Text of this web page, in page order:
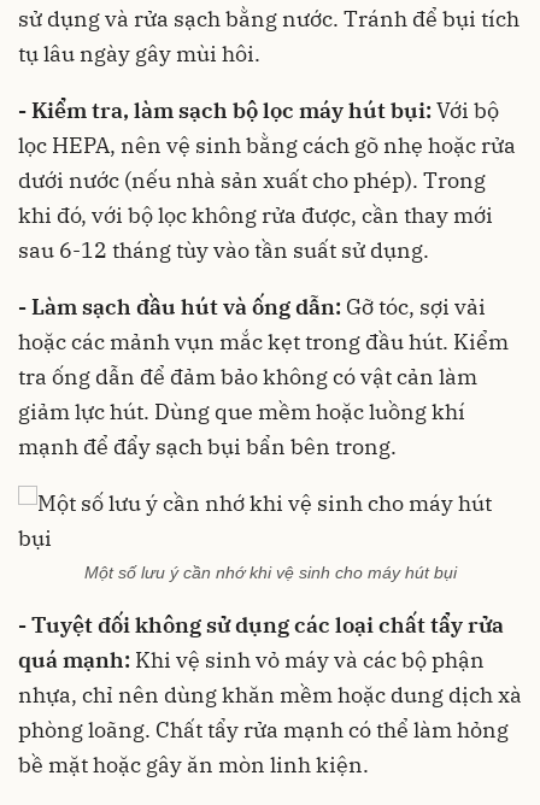
sử dụng và rửa sạch bằng nước. Tránh để bụi tích
tụ lâu ngày gây mùi hôi.
- Kiểm tra, làm sạch bộ lọc máy hút bụi:Với bộ
lọc HEPA, nên vệ sinh bằng cách gõ nhẹ hoặc rửa
dưới nước (nếu nhà sản xuất cho phép). Trong
khi đó, với bộ lọc không rửa được, cần thay mới
sau 6-12 tháng tùy vào tần suất sử dụng.
- Làm sạch đầu hút và ống dẫn: Gỡ tóc, sợi vải
hoặc các mảnh vụn mắc kẹt trong đầu hút. Kiểm
tra ống dẫn để đảm bảo không có vật cản làm
giảm lực hút. Dùng que mềm hoặc luồng khí
mạnh để đẩy sạch bụi bẩn bên trong.
Một số lưu ý cần nhớ khi vệ sinh cho máy hút bụi
- Tuyệt đối không sử dụng các loại chất tẩy rửa
quá mạnh: Khi vệ sinh vỏ máy và các bộ phận
nhựa, chỉ nên dùng khăn mềm hoặc dung dịch xà
phòng loãng. Chất tẩy rửa mạnh có thể làm hỏng
bề mặt hoặc gây ăn mòn linh kiện.